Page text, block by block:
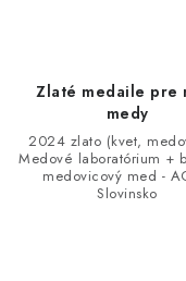
Zlaté medaile pre
medy
2024 zlato (kvet,
Medové laboratórium +
medovicový med -
Slovinsko